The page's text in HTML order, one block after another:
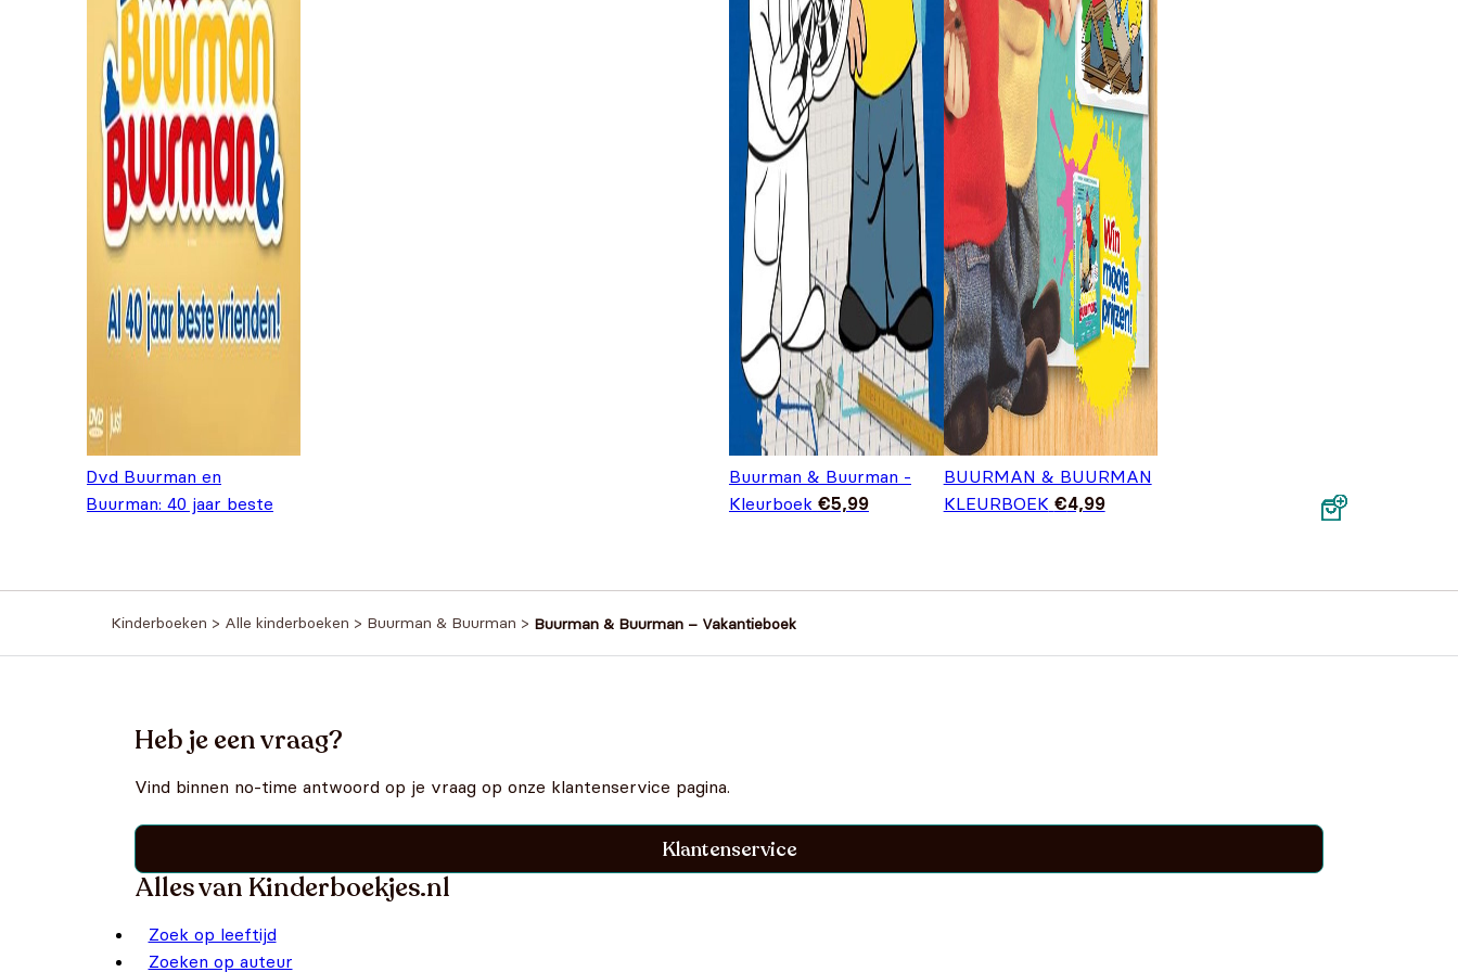
Dvd Buurman en
Buurman: 40 jaar beste
Buurman & Buurman -
Kleurboek €5,99
BUURMAN & BUURMAN
KLEURBOEK €4,99
Kinderboeken > Alle kinderboeken > Buurman & Buurman > Buurman & Buurman – Vakantieboek
Heb je een vraag?
Vind binnen no-time antwoord op je vraag op onze klantenservice pagina.
Klantenservice
Alles van Kinderboekjes.nl
Zoek op leeftijd
Zoeken op auteur